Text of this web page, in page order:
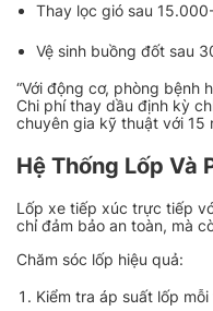
Thay lọc gió sau
Vệ sinh buồng đốt sau
“Với động cơ, phòng bệnh
Chi phí thay dầu định kỳ
chuyên gia kỹ thuật với 15
Hệ Thống Lốp Và
Lốp xe tiếp xúc trực tiếp
chỉ đảm bảo an toàn, mà
Chăm sóc lốp hiệu quả:
Kiểm tra áp suất lốp